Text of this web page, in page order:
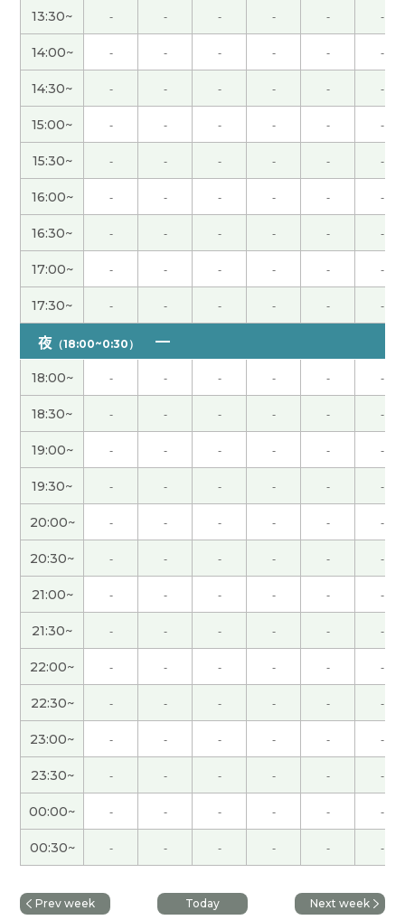
老师，今天也谢谢您！我们下次见！( 女性 )
谢谢老师的课！这次用的新闻虽然很难，但是和老
师一起讨论非常有意思。我学到了很多。下次也请
多多指教！
通过这次对话，我了解了很多中国的旅游景点，也
学到了不少以前不知道的事情。接下来我们换个主
题聊聊吧！非常感谢你的评价^^
感謝您在今天的课上您的耐心地教我。​您的课非常
有趣，又能学到很多知识，每次上您的课我都特别
开心。我来试试用学到的词语造个句子。期待下次
見！
非常感谢您向我介绍了中国各地的美丽景点。 我在
网上看了太原晋源的景色，那真是一个非常棒的公
园。我一定想去那里看看。关于新疆的独库公路，
我是第一次听说。虽然对日本人来说难度似乎有点
大，但我还是把它加入了“有朝一日想去”的清单
中。今后也请多多关照。
( 50代 女性 )
这次我们聊了日本和中国的音乐和文学。发现了我
们的音乐品味很相似。周深的《大拉崩塌》非常精
彩，他一人分饰五角。他还会唱日语歌。每年除夕
在”春节联欢晚会”的焦点人物，王菲也发行了一首
日语歌曲，你知道吗？下次跟你讲这事。下次见！
男性 )
很潇洒的人，真的吗！我高兴极了！ 关于“瞎”的用
法明白了。瞎吵，瞎跑，瞎着急，瞎操心等。谢谢
您，下次见。
谢谢今天的課程。在忙碌的生活中，找到空闲时间
来做家务和自己的事情，也不错。期待下次見！
谢谢您的课！今天我上得很开心，下次也请多多指
13:30~ - - - - - -
14:00~ - - - - - -
14:30~ - - - - - -
15:00~ - - - - - -
15:30~ - - - - - -
16:00~ - - - - - -
16:30~ - - - - - -
17:00~ - - - - - -
17:30~ - - - - - -
夜 （18:00~0:30）
18:00~ - - - - - -
18:30~ - - - - - -
19:00~ - - - - - -
19:30~ - - - - - -
20:00~ - - - - - -
20:30~ - - - - - -
21:00~ - - - - - -
21:30~ - - - - - -
22:00~ - - - - - -
22:30~ - - - - - -
23:00~ - - - - - -
23:30~ - - - - - -
00:00~ - - - - - -
00:30~ - - - - - -
Prev week Today Next week